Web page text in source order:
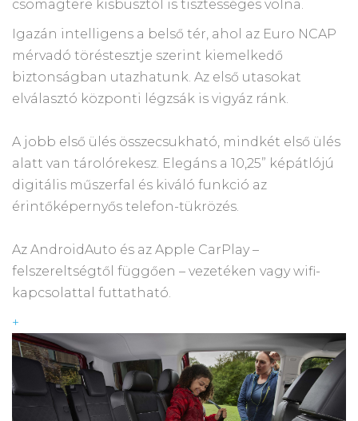
csomagtere kisbusztól is tisztességes volna.
Igazán intelligens a belső tér, ahol az Euro NCAP
mérvadó töréstesztje szerint kiemelkedő
biztonságban utazhatunk. Az első utasokat
elválasztó központi légzsák is vigyáz ránk.
A jobb első ülés összecsukható, mindkét első ülés
alatt van tárolórekesz. Elegáns a 10,25” képátlójú
digitális műszerfal és kiváló funkció az
érintőképernyős telefon-tükrözés.
Az AndroidAuto és az Apple CarPlay –
felszereltségtől függően – vezetéken vagy wifi-
kapcsolattal futtatható.
+